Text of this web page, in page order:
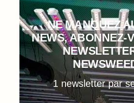
NE MANQUEZ
NEWS, ABONNEZ-
1 newsletter par